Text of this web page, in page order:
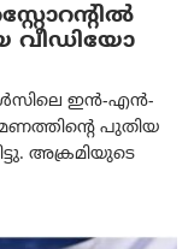
വീഡിയോ
ഇൻ-എൻ-
പുതിയ
അക്രമിയുടെ